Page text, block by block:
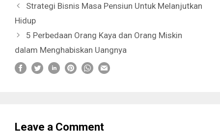
Strategi Bisnis Masa Pensiun Untuk Melanjutkan
Hidup
5 Perbedaan Orang Kaya dan Orang Miskin
dalam Menghabiskan Uangnya
Leave a Comment